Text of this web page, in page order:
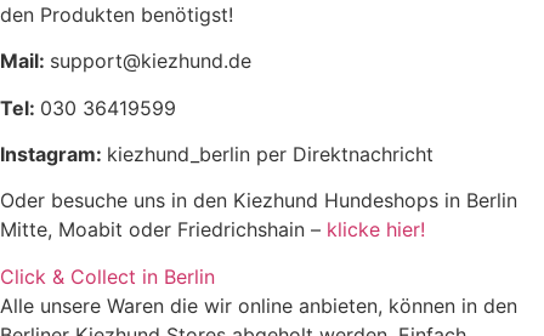
den Produkten benötigst!
Mail: support@kiezhund.de
Tel: 030 36419599
Instagram: kiezhund_berlin per Direktnachricht
Oder besuche uns in den Kiezhund Hundeshops in Berlin
Mitte, Moabit oder Friedrichshain – klicke hier!
Click & Collect in Berlin
Alle unsere Waren die wir online anbieten, können in den